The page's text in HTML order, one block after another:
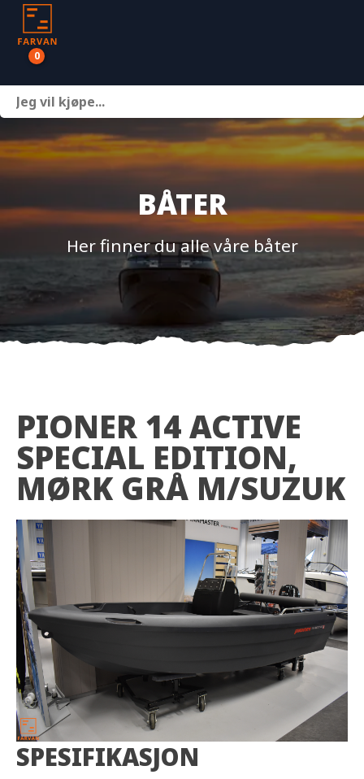
0
Motor
Nettbutikk
Om oss
Kontakt
BÅTER
Her finner du alle våre båter
PIONER 14 ACTIVE
SPECIAL EDITION,
MØRK GRÅ M/SUZUK
SPESIFIKASJON